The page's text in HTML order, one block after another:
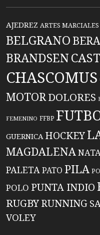
AJEDREZ ARTES MARCIALES
BELGRANO
BRANDSEN
CHASCOMUS
MOTORDOLORES
FEMENINO FFBP
GUERNICA HOCKEY
MAGDALENA
PALETAPATO PILA
POLO PUNTA INDIO
RUGBYRUNNING
VOLEY